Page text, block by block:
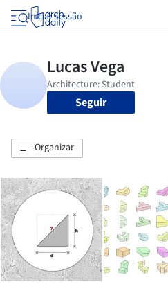
Iniciar sessão
Seguir
Organizar